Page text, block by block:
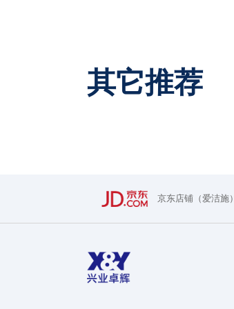
其它推荐
京东店铺（爱洁施）